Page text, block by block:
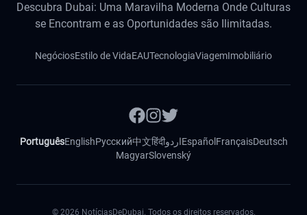
Descubra Dubai: Uma Maravilha Moderna Onde Culturas
se Encontram e as Oportunidades são Ilimitadas.
NegóciosEstilo de VidaEAUTecnologiaViagemImobiliário
PortuguêsEnglishРусский中文हिंदीاردوEspañol FrançaisDeutsch
MagyarSlovenský
© 2026 NotíciasDeDubai. Todos os direitos reservados.